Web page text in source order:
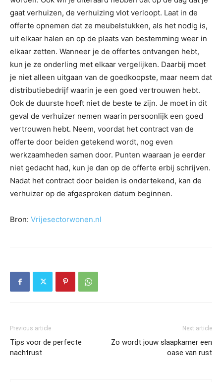
gaat verhuizen, de verhuizing vlot verloopt. Laat in de
offerte opnemen dat ze meubelstukken, als het nodig is,
uit elkaar halen en op de plaats van bestemming weer in
elkaar zetten. Wanneer je de offertes ontvangen hebt,
kun je ze onderling met elkaar vergelijken. Daarbij moet
je niet alleen uitgaan van de goedkoopste, maar neem dat
distributiebedrijf waarin je een goed vertrouwen hebt.
Ook de duurste hoeft niet de beste te zijn. Je moet in dit
geval de verhuizer nemen waarin persoonlijk een goed
vertrouwen hebt. Neem, voordat het contract van de
offerte door beiden getekend wordt, nog even
werkzaamheden samen door. Punten waaraan je eerder
niet gedacht had, kun je dan op de offerte erbij schrijven.
Nadat het contract door beiden is ondertekend, kan de
verhuizer op de afgesproken datum beginnen.
Bron: Vrijesectorwonen.nl
Previous article
Tips voor de perfecte
nachtrust
Next article
Zo wordt jouw slaapkamer een
oase van rust